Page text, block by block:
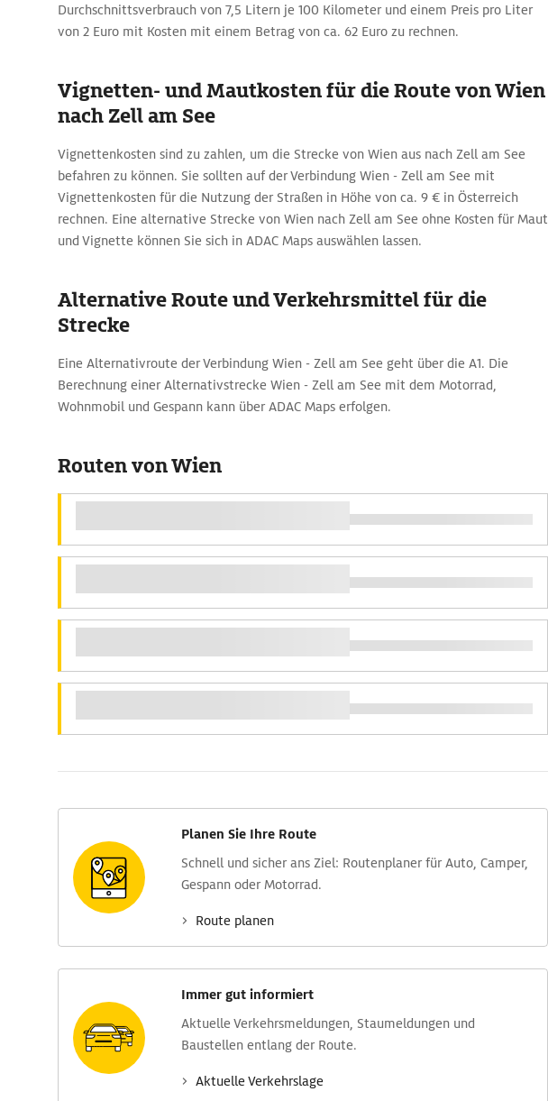
Durchschnittsverbrauch von 7,5 Litern je 100 Kilometer und einem Preis pro Liter
von 2 Euro mit Kosten mit einem Betrag von ca. 62 Euro zu rechnen.
Vignetten- und Mautkosten für die Route von Wien
nach Zell am See
Vignettenkosten sind zu zahlen, um die Strecke von Wien aus nach Zell am See
befahren zu können. Sie sollten auf der Verbindung Wien - Zell am See mit
Vignettenkosten für die Nutzung der Straßen in Höhe von ca. 9 € in Österreich
rechnen. Eine alternative Strecke von Wien nach Zell am See ohne Kosten für Maut
und Vignette können Sie sich in ADAC Maps auswählen lassen.
Alternative Route und Verkehrsmittel für die
Strecke
Eine Alternativroute der Verbindung Wien - Zell am See geht über die A1. Die
Berechnung einer Alternativstrecke Wien - Zell am See mit dem Motorrad,
Wohnmobil und Gespann kann über ADAC Maps erfolgen.
Routen von Wien
Planen Sie Ihre Route
Schnell und sicher ans Ziel: Routen­planer für Auto, Camper,
Gespann oder Motorrad.
Route planen
Immer gut informiert
Aktuelle Verkehrs­meldungen, Stau­meldungen und
Baustellen entlang der Route.
Aktuelle Verkehrs­lage